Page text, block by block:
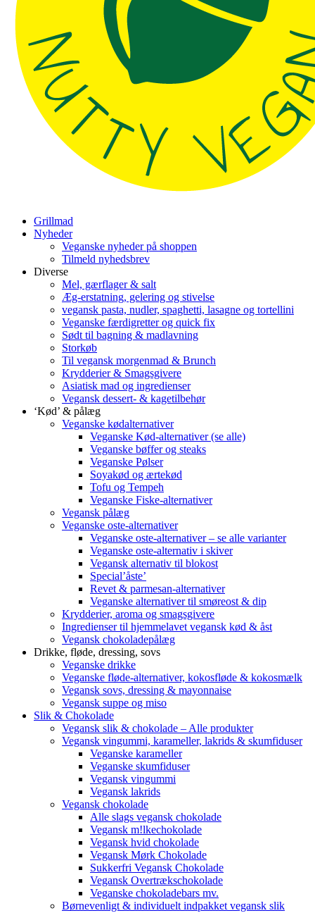
Grillmad
Nyheder
Veganske nyheder på shoppen
Tilmeld nyhedsbrev
Diverse
Mel, gærflager & salt
Æg-erstatning, gelering og stivelse
vegansk pasta, nudler, spaghetti, lasagne og tortellini
Veganske færdigretter og quick fix
Sødt til bagning & madlavning
Storkøb
Til vegansk morgenmad & Brunch
Krydderier & Smagsgivere
Asiatisk mad og ingredienser
Vegansk dessert- & kagetilbehør
‘Kød’ & pålæg
Veganske kødalternativer
Veganske Kød-alternativer (se alle)
Veganske bøffer og steaks
Veganske Pølser
Soyakød og ærtekød
Tofu og Tempeh
Veganske Fiske-alternativer
Vegansk pålæg
Veganske oste-alternativer
Veganske oste-alternativer – se alle varianter
Veganske oste-alternativ i skiver
Vegansk alternativ til blokost
Special’åste’
Revet & parmesan-alternativer
Veganske alternativer til smøreost & dip
Krydderier, aroma og smagsgivere
Ingredienser til hjemmelavet vegansk kød & åst
Vegansk chokoladepålæg
Drikke, fløde, dressing, sovs
Veganske drikke
Veganske fløde-alternativer, kokosfløde & kokosmælk
Vegansk sovs, dressing & mayonnaise
Vegansk suppe og miso
Slik & Chokolade
Vegansk slik & chokolade – Alle produkter
Vegansk vingummi, karameller, lakrids & skumfiduser
Veganske karameller
Veganske skumfiduser
Vegansk vingummi
Vegansk lakrids
Vegansk chokolade
Alle slags vegansk chokolade
Vegansk m!lkechokolade
Vegansk hvid chokolade
Vegansk Mørk Chokolade
Sukkerfri Vegansk Chokolade
Vegansk Overtrækschokolade
Veganske chokoladebars mv.
Børnevenligt & individuelt indpakket vegansk slik